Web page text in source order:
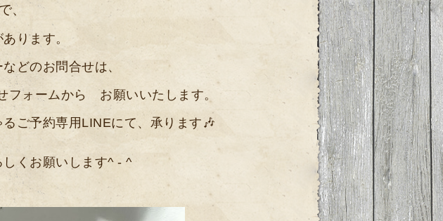
、
ります。
どのお問合せは、
フォームから お願いいたします。
ご予約専用LINEにて、承ります🎶
くお願いします^ - ^